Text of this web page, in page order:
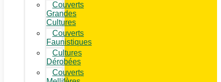
Couverts
Grandes
Cultures
Couverts
Faunistiques
Cultures
Dérobées
Couverts